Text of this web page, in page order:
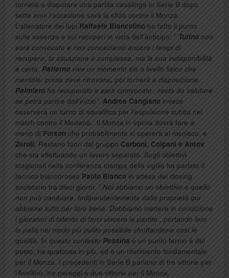
tornerà a disputare una partita casalinga in Serie B dopo
sette anni l’occasione sarà la sfida contro il Monza.
L’allenatore dei lupi Raffaele Biancolino ha fatto il punto
sulle assenze e sui recuperi in vista dell’anticipo: ” Tutino non
sarà convocato e non conosciamo ancora i tempi di
recupero, la situazione è complessa, ma la sua indisponibilità
è certa. Patierno vive un momento sia a livello fisico che
mentale: prima deve ritrovarsi, poi tornerà a disposizione.
Palmiero ha recuperato e sarà comvocato , resta da valutare
se potrà partire dall’inizio”. Andrea Cangiano invece
osserverà un turno di squalifica per l’espulsione subita nel
match contro il Modena. Il Monza in irpinia dovrà fare a
meno di Forson che probabilmente si opererà al menisco, e
Zeroli. Restano fuori dal gruppo Carboni, Colpani e Antov
che sta effettuando un lavoro separato. Sugli obiettivi
stagionali nella conferenza stampa della vigilia ha parlato il
tecnico biancorosso Paolo Bianco in attesa del closing
societario tra dieci giorni: ” Noi abbiamo un obiettivo e quello
non può cambiare. Indipendentemente dalla proprietà qui
abbiamo tutto per fare bene. Dobbiamo mettere in condizione
i giocatori di talento di farci vincere le partite , portando loro
la palla nel modo più pulito possibile sfruttandone così le
qualità. In questo contesto Pessina è un punto fermo è del
posto, ha qualcosa in più, ed è un riferimento fondamentale
per il Monza. I precedenti in Serie B parlano di tre vittorie per
l’Avellino, tre pareggi e due vittorie per il Monza.